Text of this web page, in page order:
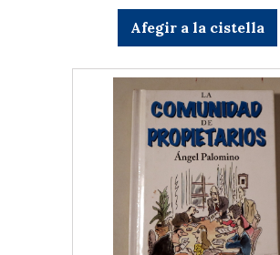
Afegir a la cistella